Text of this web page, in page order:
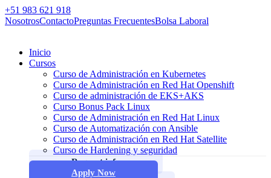
+51 983 621 918
NosotrosContactoPreguntas FrecuentesBolsa Laboral
Inicio
Cursos
Curso de Administración en Kubernetes
Curso de Administración en Red Hat Openshift
Curso de administración de EKS+AKS
Curso Bonus Pack Linux
Curso de Administración en Red Hat Linux
Curso de Automatización con Ansible
Curso de Administración en Red Hat Satellite
Curso de Hardening y seguridad
Request info
Apply Now